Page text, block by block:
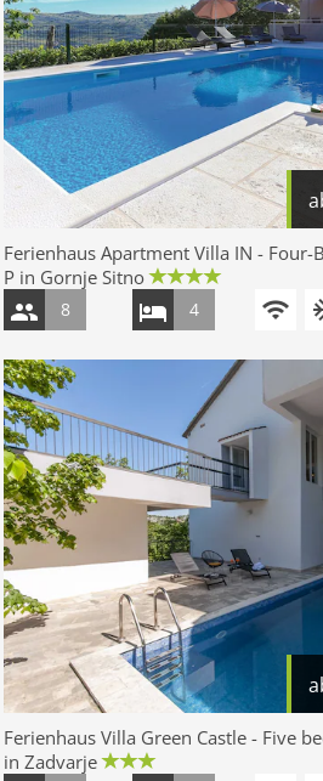
Ferienhaus Apartment Villa IN -
P in Gornje Sitno
8 4
Ferienhaus Villa Green Castle - Five
in Zadvarje